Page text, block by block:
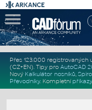
Přes 123.000 registrovaných
(CZ+EN). Tipy pro AutoCAD
Nový Kalkulátor nosníků,
Převodníky. Kompletní příkazy